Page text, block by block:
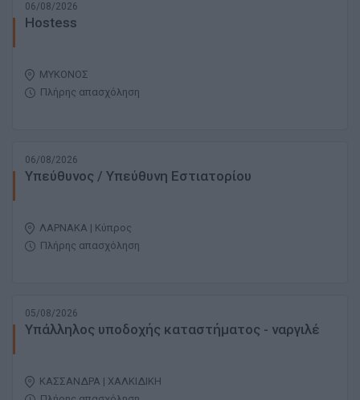
06/08/2026
Hostess
ΜΥΚΟΝΟΣ
Πλήρης απασχόληση
06/08/2026
Υπεύθυνος / Υπεύθυνη Εστιατορίου
ΛΑΡΝΑΚΑ | Κύπρος
Πλήρης απασχόληση
05/08/2026
Υπάλληλος υποδοχής καταστήματος - ναργιλέ
ΚΑΣΣΑΝΔΡΑ | ΧΑΛΚΙΔΙΚΗ